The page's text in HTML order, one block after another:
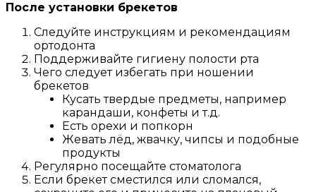
После установки брекетов
Следуйте инструкциям и рекомендациям
ортодонта
Поддерживайте гигиену полости рта
Чего следует избегать при ношении
брекетов
Кусать твердые предметы, например
карандаши, конфеты и т.д.
Есть орехи и попкорн
Жевать лёд, жвачку, чипсы и подобные
продукты
Регулярно посещайте стоматолога
Если брекет сместился или сломался,